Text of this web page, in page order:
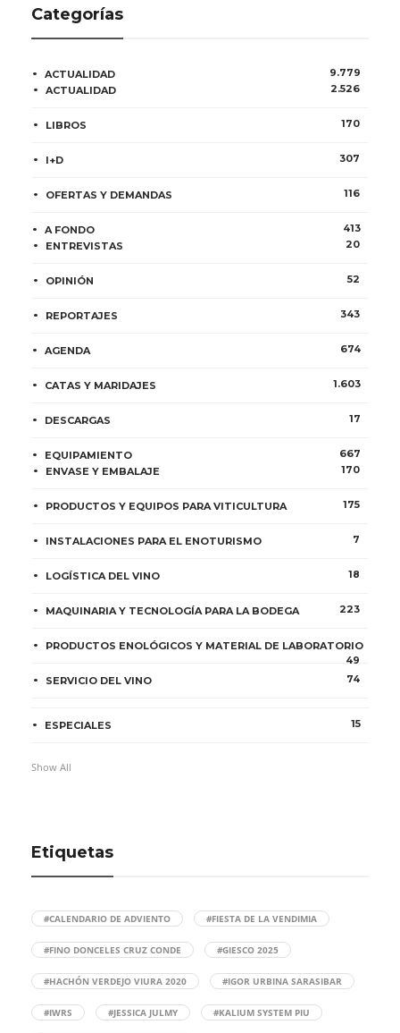
Categorías
ACTUALIDAD
9.779
ACTUALIDAD
2.526
LIBROS 170
I+D 307
OFERTAS Y DEMANDAS 116
A FONDO
413
ENTREVISTAS
20
OPINIÓN 52
REPORTAJES 343
AGENDA 674
CATAS Y MARIDAJES 1.603
DESCARGAS 17
EQUIPAMIENTO
667
ENVASE Y EMBALAJE
170
PRODUCTOS Y EQUIPOS PARA VITICULTURA 175
INSTALACIONES PARA EL ENOTURISMO 7
LOGÍSTICA DEL VINO 18
MAQUINARIA Y TECNOLOGÍA PARA LA BODEGA 223
PRODUCTOS ENOLÓGICOS Y MATERIAL DE LABORATORIO
49
SERVICIO DEL VINO
74
ESPECIALES 15
Show All
Etiquetas
#CALENDARIO DE ADVIENTO #FIESTA DE LA VENDIMIA
#FINO DONCELES CRUZ CONDE #GIESCO 2025
#HACHÓN VERDEJO VIURA 2020 #IGOR URBINA SARASIBAR
#IWRS #JESSICA JULMY #KALIUM SYSTEM PIU